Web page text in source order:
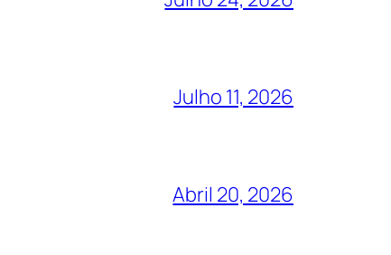
Julho 11, 2026
Abril 20, 2026